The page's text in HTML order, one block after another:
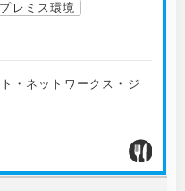
レミス環境
・ネットワークス・ジ